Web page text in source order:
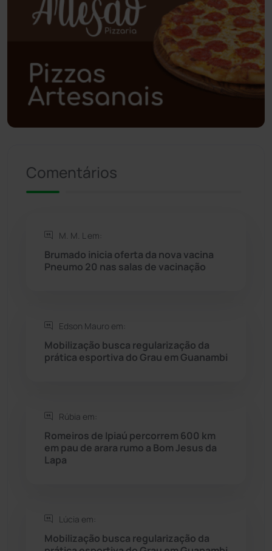
Polícia Civil (58)
(27)
Política (03)
Rio de Contas
Rio do Pires
Sebastião Laranjeiras
Sudoeste Baiano
Tanhaçu (426)
Tecnologia
Comentários
M. M. L em:
Brumado inicia oferta da nova vacina
Pneumo 20 nas salas de vacinação
Edson Mauro em:
Mobilização busca regularização da
prática esportiva do Grau em Guanambi
Rúbia em:
Romeiros de Ipiaú percorrem 600 km
em pau de arara rumo a Bom Jesus da
Lapa
Lúcia em:
Mobilização busca regularização da